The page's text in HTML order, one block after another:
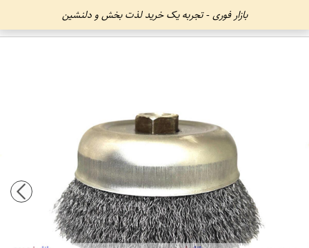
بازار فوری - تجربه یک خرید لذت بخش و دلنشین